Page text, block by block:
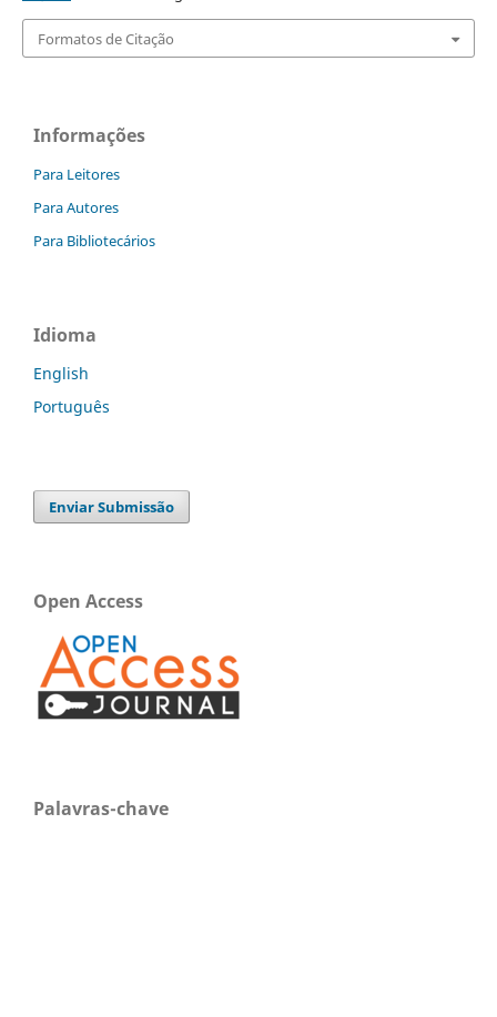
Formatos de Citação
Informações
Para Leitores
Para Autores
Para Bibliotecários
Idioma
English
Português
Enviar Submissão
Open Access
Palavras-chave